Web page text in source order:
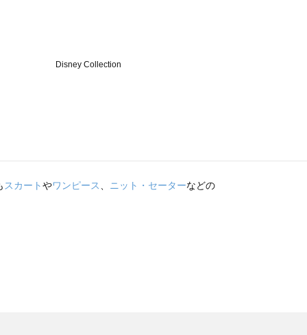
スカートやワンピース ニット・セーターなどの